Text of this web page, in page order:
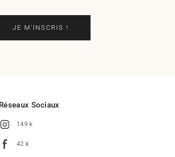
JE M'INSCRIS !
Réseaux Sociaux
149 k
42 k